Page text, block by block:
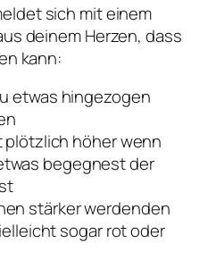
sich mit einem
deinem Herzen, dass
kann:
etwas hingezogen
plötzlich höher wenn
begegnest der
stärker werdenden
sogar rot oder